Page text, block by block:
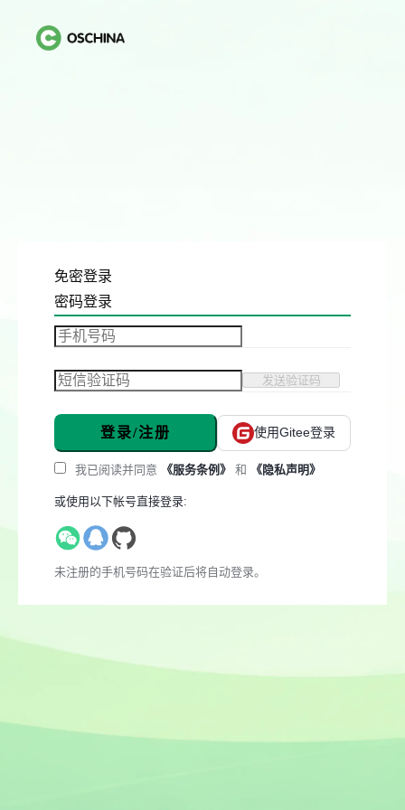
免密登录
密码登录
发送验证码
登录/注册 使用Gitee登录
我已阅读并同意 《服务条例》 和 《隐私声明》
或使用以下帐号直接登录:
未注册的手机号码在验证后将自动登录。